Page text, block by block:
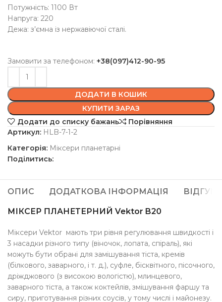
Потужність: 1100 Вт
Напруга: 220
Дежа: з’ємна із нержавіючої сталі.
Замовити за телефоном: +38(097)412-90-95
ДОДАТИ В КОШИК
КУПИТИ ЗАРАЗ
Додати до списку бажань
Порівняння
Артикул: HLB-7-1-2
Категорія: Міксери планетарні
Поділитись:
ОПИС ДОДАТКОВА ІНФОРМАЦІЯ
МІКСЕР ПЛАНЕТЕРНИЙ Vektor B20
Міксери Vektor мають три рівня регулювання швидкості і
3 насадки різного типу (віночок, лопата, спіраль), які
можуть бути обрані для замішування тіста, кремів
(білкового, заварного, і т. д.), суфле, бісквітного, пісочного,
дріжджового (з високою вологістю), млинцевого,
заварного тіста, а також коктейлів, змішування фаршу та
сиру, приготування різних соусів, у тому числі і майонезу.